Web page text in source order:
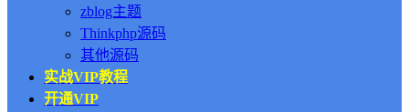
zblog主题
Thinkphp源码
其他源码
实战VIP教程
开通VIP